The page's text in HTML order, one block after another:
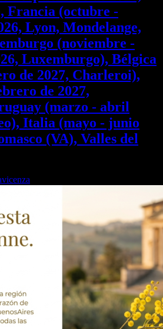
Francia (octubre -
Lyon, Mondelange,
(noviembre -
Luxemburgo), Bélgica
de 2027, Charleroi),
de 2027,
(marzo - abril
Italia (mayo - junio
(VA), Valles del
vicenza